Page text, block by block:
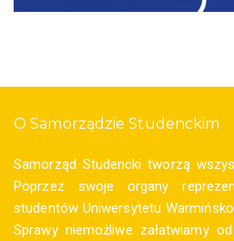
O Samorządzie Studenckim
Samorząd Studencki tworzą
Poprzez swoje organy
studentów Uniwersytetu
Sprawy niemożliwe załatwiamy